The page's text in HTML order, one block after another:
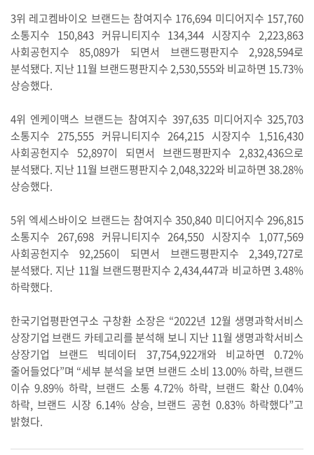
3위 레고켐바이오 브랜드는 참여지수 176,694 미디어지수 157,760
소통지수 150,843 커뮤니티지수 134,344 시장지수 2,223,863
사회공헌지수 85,089가 되면서 브랜드평판지수 2,928,594로
분석됐다. 지난 11월 브랜드평판지수 2,530,555와 비교하면 15.73%
상승했다.
4위 엔케이맥스 브랜드는 참여지수 397,635 미디어지수 325,703
소통지수 275,555 커뮤니티지수 264,215 시장지수 1,516,430
사회공헌지수 52,897이 되면서 브랜드평판지수 2,832,436으로
분석됐다. 지난 11월 브랜드평판지수 2,048,322와 비교하면 38.28%
상승했다.
5위 엑세스바이오 브랜드는 참여지수 350,840 미디어지수 296,815
소통지수 267,698 커뮤니티지수 264,550 시장지수 1,077,569
사회공헌지수 92,256이 되면서 브랜드평판지수 2,349,727로
분석됐다. 지난 11월 브랜드평판지수 2,434,447과 비교하면 3.48%
하락했다.
한국기업평판연구소 구창환 소장은 “2022년 12월 생명과학서비스
상장기업 브랜드 카테고리를 분석해 보니 지난 11월 생명과학서비스
상장기업 브랜드 빅데이터 37,754,922개와 비교하면 0.72%
줄어들었다”며 “세부 분석을 보면 브랜드 소비 13.00% 하락, 브랜드
이슈 9.89% 하락, 브랜드 소통 4.72% 하락, 브랜드 확산 0.04%
하락, 브랜드 시장 6.14% 상승, 브랜드 공헌 0.83% 하락했다”고
밝혔다.